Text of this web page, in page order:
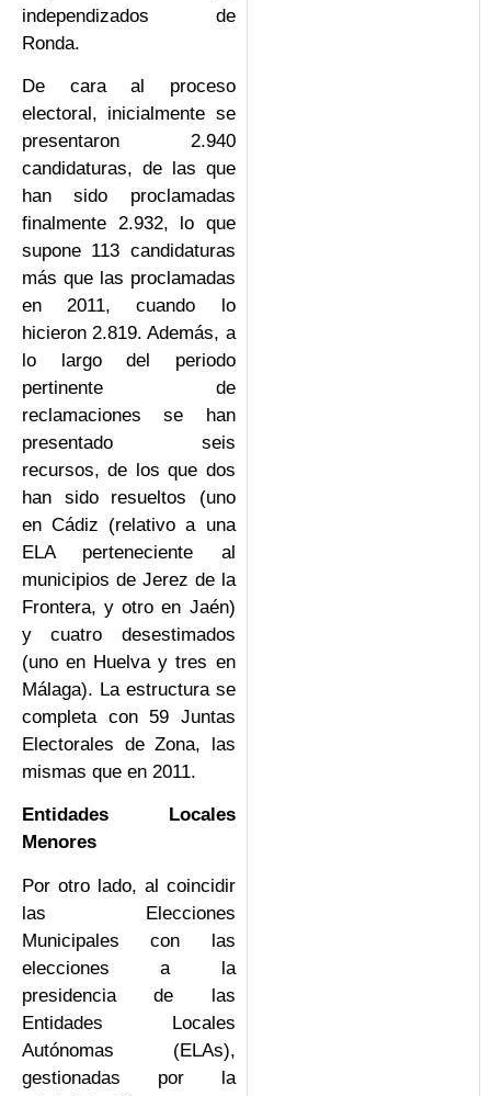
independizados de
Ronda.
De cara al proceso
electoral, inicialmente se
presentaron 2.940
candidaturas, de las que
han sido proclamadas
finalmente 2.932, lo que
supone 113 candidaturas
más que las proclamadas
en 2011, cuando lo
hicieron 2.819. Además, a
lo largo del periodo
pertinente de
reclamaciones se han
presentado seis
recursos, de los que dos
han sido resueltos (uno
en Cádiz (relativo a una
ELA perteneciente al
municipios de Jerez de la
Frontera, y otro en Jaén)
y cuatro desestimados
(uno en Huelva y tres en
Málaga). La estructura se
completa con 59 Juntas
Electorales de Zona, las
mismas que en 2011.
Entidades Locales
Menores
Por otro lado, al coincidir
las Elecciones
Municipales con las
elecciones a la
presidencia de las
Entidades Locales
Autónomas (ELAs),
gestionadas por la